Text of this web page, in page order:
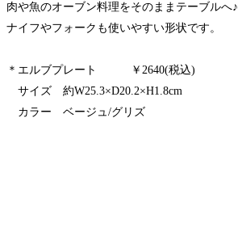
肉や魚のオーブン料理をそのままテーブルへ♪
ナイフやフォークも使いやすい形状です。
＊エルブプレート ￥2640(税込)
サイズ 約W25.3×D20.2×H1.8cm
カラー ベージュ/グリズ